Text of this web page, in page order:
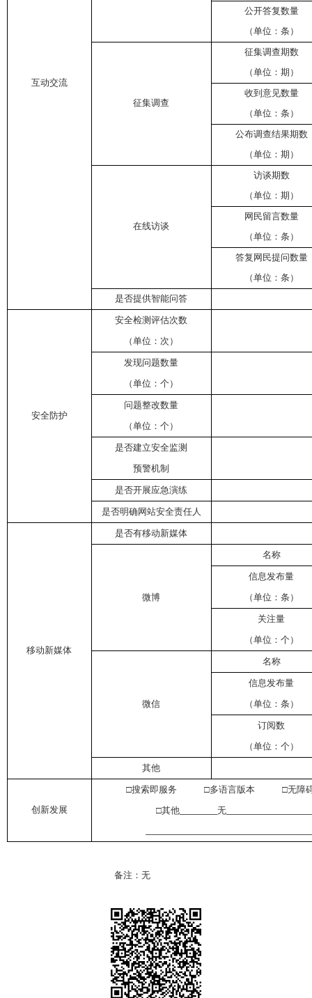
互动交流
公开答复数量
（单位：条）
征集调查
征集调查期数
（单位：期）
收到意见数量
（单位：条）
公布调查结果期数
（单位：期）
在线访谈
访谈期数
（单位：期）
网民留言数量
（单位：条）
答复网民提问数量
（单位：条）
是否提供智能问答
安全防护
安全检测评估次数
（单位：次）
发现问题数量
（单位：个）
问题整改数量
（单位：个）
是否建立安全监测
预警机制
是否开展应急演练
是否明确网站安全责任人
移动新媒体
是否有移动新媒体
微博
名称
信息发布量
（单位：条）
关注量
（单位：个）
微信
名称
信息发布量
（单位：条）
订阅数
（单位：个）
其他
创新发展
□搜索即服务 □多语言版本 □无障
□其他_________ 无
备注：无